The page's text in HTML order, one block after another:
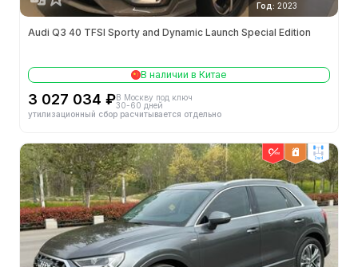
Год: 2023
Audi Q3 40 TFSI Sporty and Dynamic Launch Special Edition
В наличии в Китае
3 027 034 ₽В Москву под ключ
30-60 дней
утилизационный сбор расчитывается отдельно
2wd